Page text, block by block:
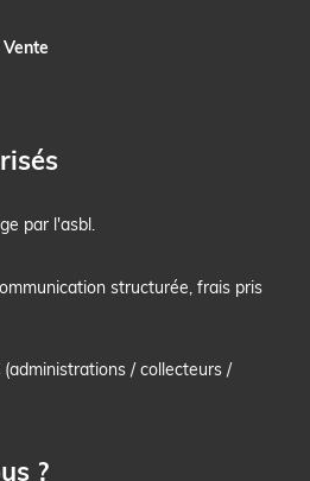
par l'asbl.
structurée, frais pris
/ collecteurs /
?